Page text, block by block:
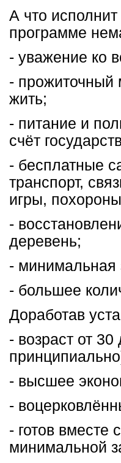
А что
программе
- уважение ко
- прожиточный
жить;
- питание и
счёт
- бесплатные
транспорт,
игры,
-
деревень;
- минимальная
- большее
Доработав
- возраст от
- высшее
-
- готов вместе
минимальной